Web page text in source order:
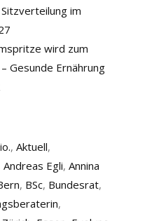
im
wird zum
Gesunde Ernährung
, Aktuell,
Andreas Egli, Annina
, BSc, Bundesrat,
,